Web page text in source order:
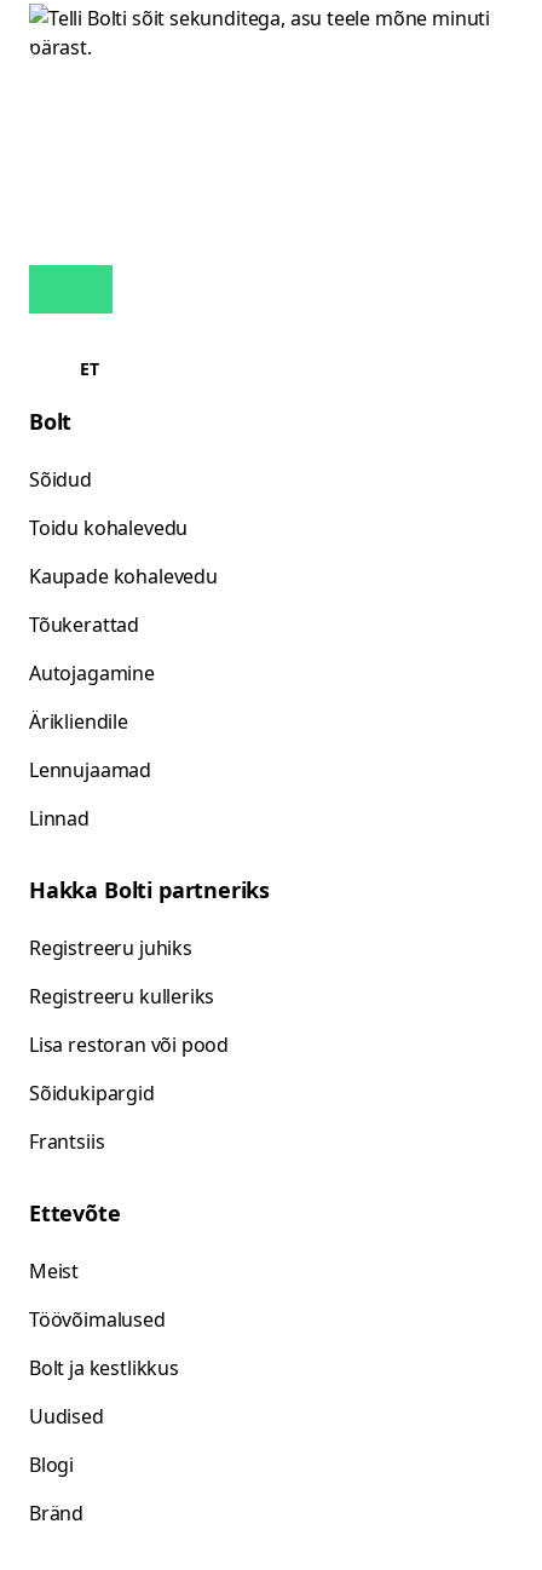
ET
Bolt
Sõidud
Toidu kohalevedu
Kaupade kohalevedu
Tõukerattad
Autojagamine
Ärikliendile
Lennujaamad
Linnad
Hakka Bolti partneriks
Registreeru juhiks
Registreeru kulleriks
Lisa restoran või pood
Sõidukipargid
Frantsiis
Ettevõte
Meist
Töövõimalused
Bolt ja kestlikkus
Uudised
Blogi
Bränd